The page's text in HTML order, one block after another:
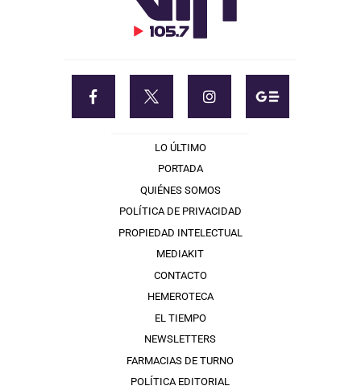
LO ÚLTIMO
PORTADA
QUIÉNES SOMOS
POLÍTICA DE PRIVACIDAD
PROPIEDAD INTELECTUAL
MEDIAKIT
CONTACTO
HEMEROTECA
EL TIEMPO
NEWSLETTERS
FARMACIAS DE TURNO
POLÍTICA EDITORIAL